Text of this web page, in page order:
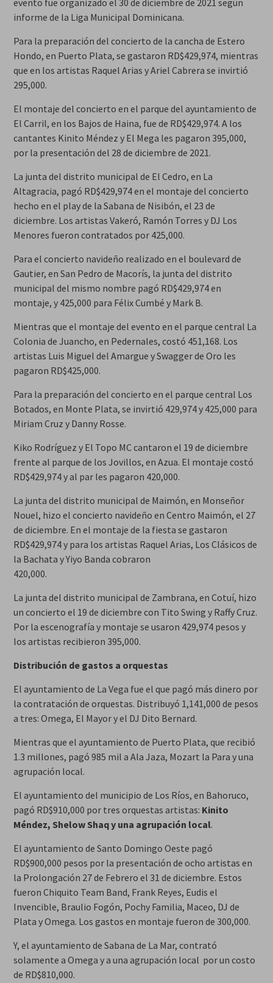
evento fue organizado el 30 de diciembre de 2021 según
informe de la Liga Municipal Dominicana.
Para la preparación del concierto de la cancha de Estero
Hondo, en Puerto Plata, se gastaron RD$429,974, mientras
que en los artistas Raquel Arias y Ariel Cabrera se invirtió
295,000.
El montaje del concierto en el parque del ayuntamiento de
El Carril, en los Bajos de Haina, fue de RD$429,974. A los
cantantes Kinito Méndez y El Mega les pagaron 395,000,
por la presentación del 28 de diciembre de 2021.
La junta del distrito municipal de El Cedro, en La
Altagracia, pagó RD$429,974 en el montaje del concierto
hecho en el play de la Sabana de Nisibón, el 23 de
diciembre. Los artistas Vakeró, Ramón Torres y DJ Los
Menores fueron contratados por 425,000.
Para el concierto navideño realizado en el boulevard de
Gautier, en San Pedro de Macorís, la junta del distrito
municipal del mismo nombre pagó RD$429,974 en
montaje, y 425,000 para Félix Cumbé y Mark B.
Mientras que el montaje del evento en el parque central La
Colonia de Juancho, en Pedernales, costó 451,168. Los
artistas Luis Miguel del Amargue y Swagger de Oro les
pagaron RD$425,000.
Para la preparación del concierto en el parque central Los
Botados, en Monte Plata, se invirtió 429,974 y 425,000 para
Miriam Cruz y Danny Rosse.
Kiko Rodríguez y El Topo MC cantaron el 19 de diciembre
frente al parque de los Jovillos, en Azua. El montaje costó
RD$429,974 y al par les pagaron 420,000.
La junta del distrito municipal de Maimón, en Monseñor
Nouel, hizo el concierto navideño en Centro Maimón, el 27
de diciembre. En el montaje de la fiesta se gastaron
RD$429,974 y para los artistas Raquel Arias, Los Clásicos de
la Bachata y Yiyo Banda cobraron
420,000.
La junta del distrito municipal de Zambrana, en Cotuí, hizo
un concierto el 19 de diciembre con Tito Swing y Raffy Cruz.
Por la escenografía y montaje se usaron 429,974 pesos y
los artistas recibieron 395,000.
Distribución de gastos a orquestas
El ayuntamiento de La Vega fue el que pagó más dinero por
la contratación de orquestas. Distribuyó 1,141,000 de pesos
a tres: Omega, El Mayor y el DJ Dito Bernard.
Mientras que el ayuntamiento de Puerto Plata, que recibió
1.3 millones, pagó 985 mil a Ala Jaza, Mozart la Para y una
agrupación local.
El ayuntamiento del municipio de Los Ríos, en Bahoruco,
pagó RD$910,000 por tres orquestas artistas: Kinito
Méndez, Shelow Shaq y una agrupación local.
El ayuntamiento de Santo Domingo Oeste pagó
RD$900,000 pesos por la presentación de ocho artistas en
la Prolongación 27 de Febrero el 31 de diciembre. Estos
fueron Chiquito Team Band, Frank Reyes, Eudis el
Invencible, Braulio Fogón, Pochy Familia, Maceo, DJ de
Plata y Omega. Los gastos en montaje fueron de 300,000.
Y, el ayuntamiento de Sabana de La Mar, contrató
solamente a Omega y a una agrupación local por un costo
de RD$810,000.